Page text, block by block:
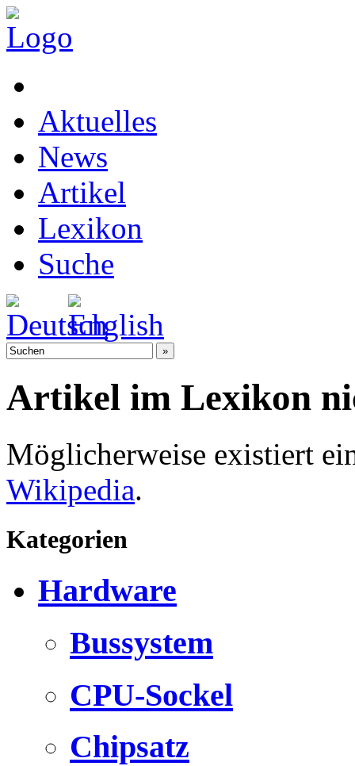
Aktuelles
News
Artikel
Lexikon
Suche
Artikel im Lexikon
Möglicherweise existiert
Wikipedia.
Kategorien
Hardware
Bussystem
CPU-Sockel
Chipsatz